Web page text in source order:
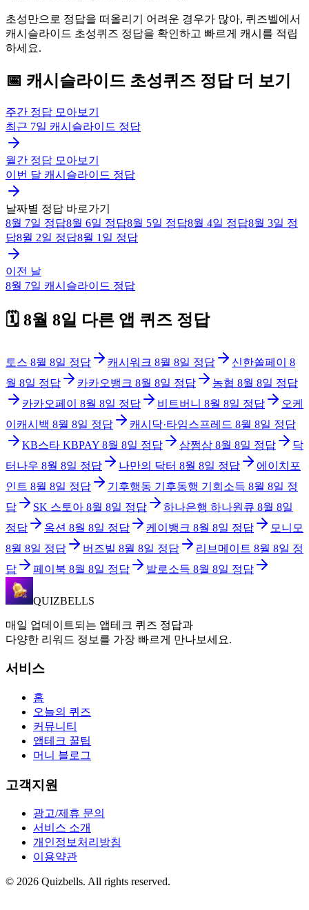
초성만으로 정답을 떠올리기 어려운 경우가 많아, 퀴즈벨에서
캐시슬라이드 초성퀴즈 정답을 확인하고 빠르게 캐시를 적립
하세요.
📅 캐시슬라이드 초성퀴즈 정답 더 보기
주간 정답 모아보기
최근 7일 캐시슬라이드 정답
월간 정답 모아보기
이번 달 캐시슬라이드 정답
날짜별 정답 바로가기
8월 7일 정답8월 6일 정답8월 5일 정답8월 4일 정답8월 3일 정
답8월 2일 정답8월 1일 정답
이전 날
8월 7일 캐시슬라이드 정답
🗓️ 8월 8일 다른 앱 퀴즈 정답
토스 8월 8일 정답 캐시워크 8월 8일 정답 신한쏠페이
8
월 8일 정답 카카오뱅크 8월 8일 정답 농협 8월 8일 정답
카카오페이
8월 8일 정답 비트버니 8월 8일 정답
오케
이캐시백 8월 8일 정답 캐시닥·타임스프레드 8월 8일 정답
KB스타 KBPAY 8월 8일 정답 삼쩜삼 8월 8일 정답
닥
터나우 8월 8일 정답 나만의 닥터 8월 8일 정답
에이치포
인트 8월 8일 정답 기후행동 기후동행 기회소득 8월 8일 정
답
SK 스토아 8월 8일 정답 하나은행 하나원큐 8월 8일
정답
옥션 8월 8일 정답 케이뱅크 8월 8일 정답
모니모
8월 8일 정답 버즈빌 8월 8일 정답 리브메이트 8월 8일 정
답
페이북 8월 8일 정답 발로소득 8월 8일 정답
QUIZBELLS
매일 업데이트되는 앱테크 퀴즈 정답과
다양한 리워드 정보를 가장 빠르게 만나보세요.
서비스
홈
오늘의 퀴즈
커뮤니티
앱테크 꿀팁
머니 블로그
고객지원
광고/제휴 문의
서비스 소개
개인정보처리방침
이용약관
© 2026 Quizbells. All rights reserved.